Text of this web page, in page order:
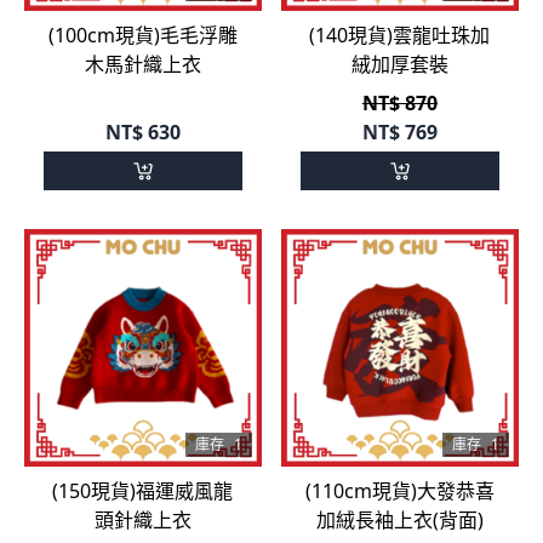
(100cm現貨)毛毛浮雕
木馬針織上衣
NT$630
(140現貨)雲龍吐珠加
絨加厚套裝
NT$ 870
NT$769
庫存 1
(150現貨)福運威風龍
頭針織上衣
庫存 1
(110cm現貨)大發恭喜
加絨長袖上衣(背面)